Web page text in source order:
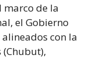
marco de la
el Gobierno
con la